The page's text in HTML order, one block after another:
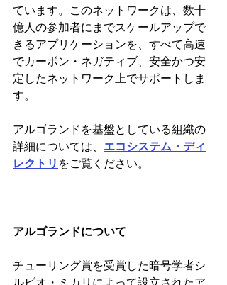
ています。このネットワークは、数十
億人の参加者にまでスケールアップで
きるアプリケーションを、すべて高速
でカーボン・ネガティブ、安全かつ安
定したネットワーク上でサポートしま
す。
アルゴランドを基盤としている組織の
詳細については、 エコシステム・ディ
レクトリ をご覧ください。
アルゴランドについて
チューリング賞を受賞した暗号学者シ
ルビオ・ミカリによって設立されたア